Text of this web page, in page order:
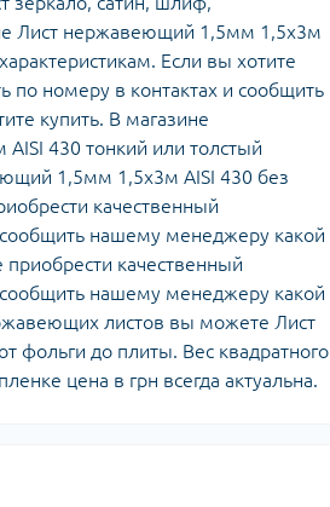
Лист нержавеющий 1,5мм 1,5х3м
Если вы хотите
номеру в контактах и сообщить
купить. В магазине
430 тонкий или толстый
1,5мм 1,5х3м AISI 430 без
качественный
нашему менеджеру какой
качественный
нашему менеджеру какой
листов вы можете Лист
фольги до плиты. Вес квадратного
цена в грн всегда актуальна.